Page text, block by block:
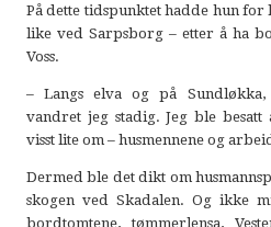
På dette tidspunktet hadde hun
like ved Sarpsborg – etter å ha
Voss.
– Langs elva og på
vandret jeg stadig. Jeg ble besatt
visst lite om – husmennene og
Dermed ble det dikt om
skogen ved Skadalen. Og ikke
bordtomtene, tømmerlensa,